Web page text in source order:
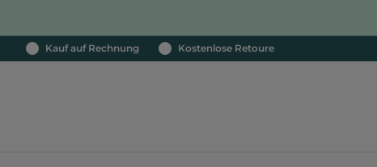
Kauf auf Rechnung Kostenlose Retoure